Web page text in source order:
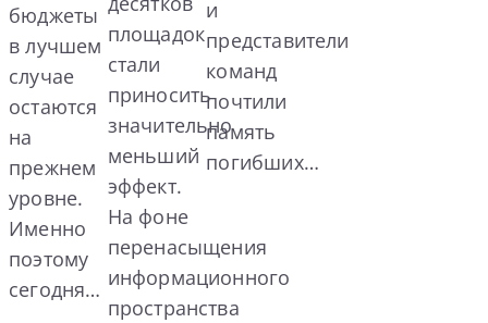
бюджеты
в лучшем
случае
остаются
на
прежнем
уровне.
Именно
поэтому
сегодня…
площадок
стали
приносить
значительно
меньший
эффект.
На фоне
перенасыщения
информационного
пространства
и
представители
команд
почтили
память
погибших…